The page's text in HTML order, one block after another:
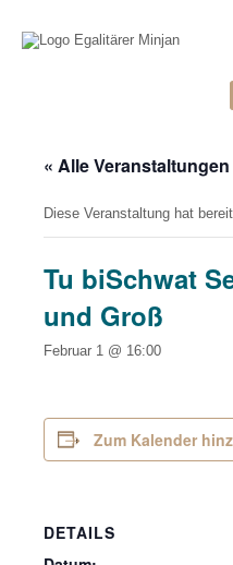
« Alle Veranstaltungen
Diese Veranstaltung hat
Tu biSchwat
und Groß
Februar 1 @ 16:00
Zum Kalender
DETAILS